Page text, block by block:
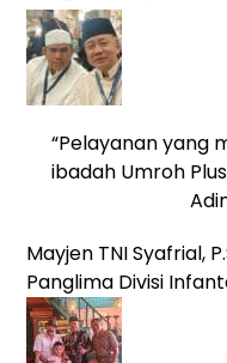
“Pelayanan yang
ibadah Umroh
Mayjen TNI Syafrial,
Panglima Divisi